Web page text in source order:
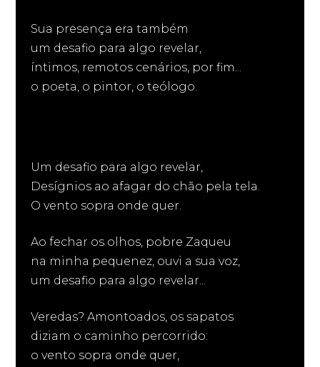
Sua presença era também
um desafio para algo revelar,
íntimos, remotos cenários, por fim...
o poeta, o pintor, o teólogo.
Um desafio para algo revelar,
Desígnios ao afagar do chão pela tela.
O vento sopra onde quer.
Ao fechar os olhos, pobre Zaqueu
na minha pequenez, ouvi a sua voz,
um desafio para algo revelar...
Veredas? Amontoados, os sapatos
diziam o caminho percorrido:
o vento sopra onde quer,